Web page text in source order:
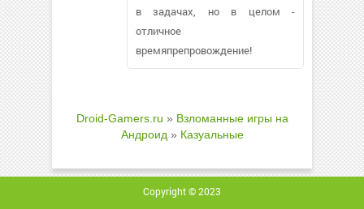
в задачах, но в целом -
отличное
времяпрепровождение!
Droid-Gamers.ru » Взломанные игры на
Андроид » Казуальные
Copyright © 2023